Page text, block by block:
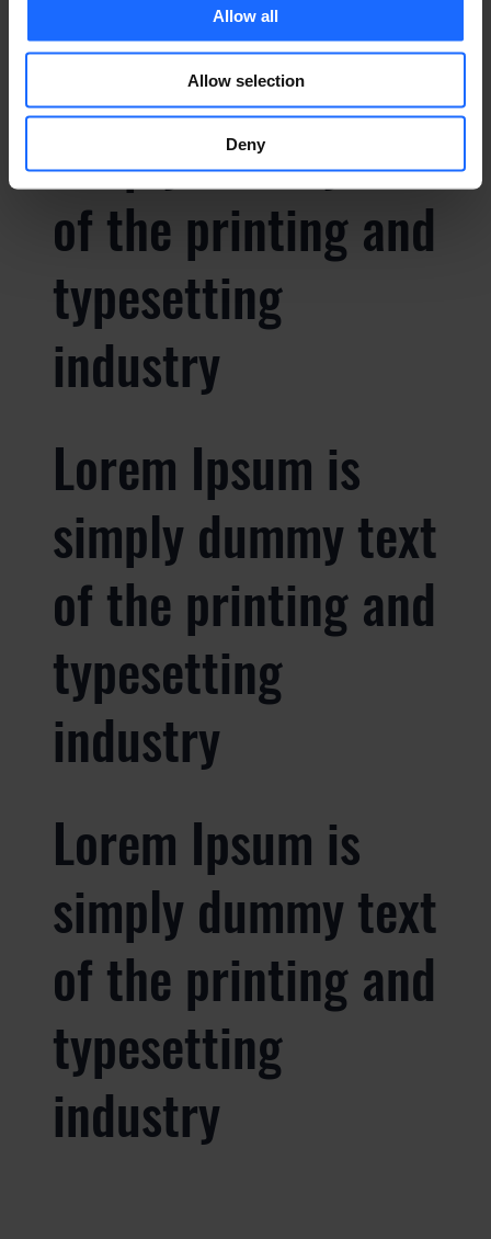
Allow all
Allow selection
Deny
Lorem Ipsum is
simply dummy text
of the printing and
typesetting
industry
Lorem Ipsum is
simply dummy text
of the printing and
typesetting
industry
Lorem Ipsum is
simply dummy text
of the printing and
typesetting
industry